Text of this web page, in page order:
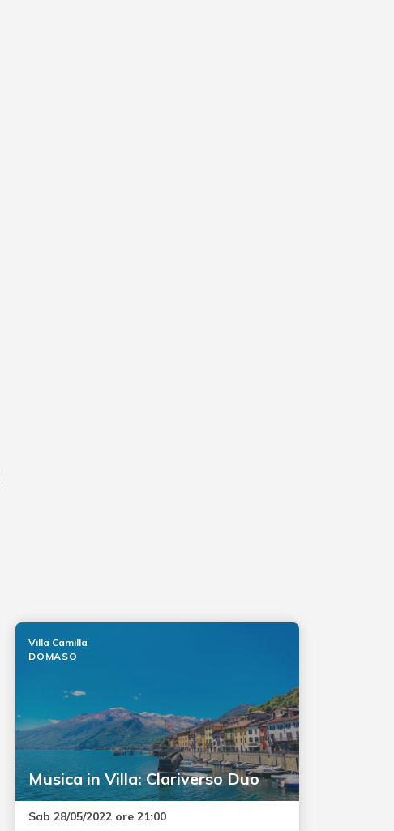
Musica in Villa: Clariverso Duo
Villa Camilla
DOMASO
Sab 28/05/2022 ore 21:00